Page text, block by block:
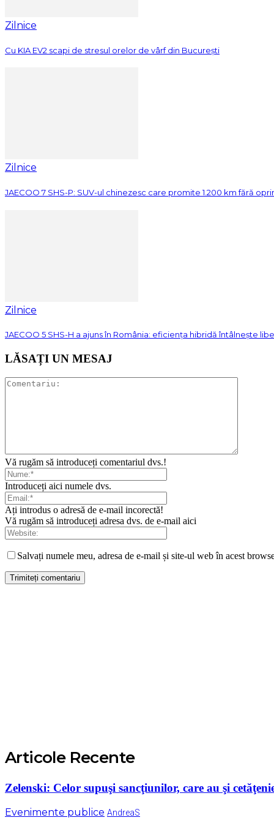
Zilnice
Cu KIA EV2 scapi de stresul orelor de vârf din București
Zilnice
JAECOO 7 SHS-P: SUV-ul chinezesc care promite 1.200 km fără
Zilnice
JAECOO 5 SHS-H a ajuns în România: eficiența hibridă întâlnește
LĂSAȚI UN MESAJ
Vă rugăm să introduceți comentariul dvs.!
Introduceți aici numele dvs.
Ați introdus o adresă de e-mail incorectă!
Vă rugăm să introduceți adresa dvs. de e-mail aici
Salvați numele meu, adresa de e-mail și site-ul web în acest
Articole Recente
Zelenski: Celor supuşi sancţiunilor, care au şi
Evenimente publice AndreaS